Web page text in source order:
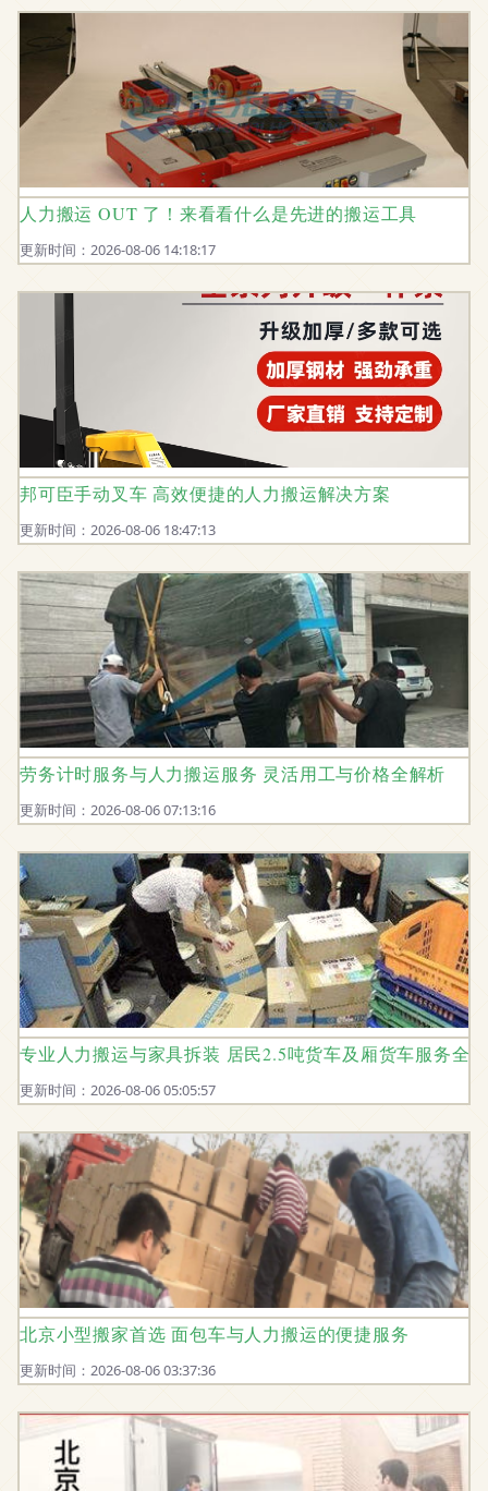
人力搬运 OUT 了！来看看什么是先进的搬运工具
更新时间：2026-08-06 14:18:17
邦可臣手动叉车 高效便捷的人力搬运解决方案
更新时间：2026-08-06 18:47:13
劳务计时服务与人力搬运服务 灵活用工与价格全解析
更新时间：2026-08-06 07:13:16
专业人力搬运与家具拆装 居民2.5吨货车及厢货车服务全
更新时间：2026-08-06 05:05:57
北京小型搬家首选 面包车与人力搬运的便捷服务
更新时间：2026-08-06 03:37:36